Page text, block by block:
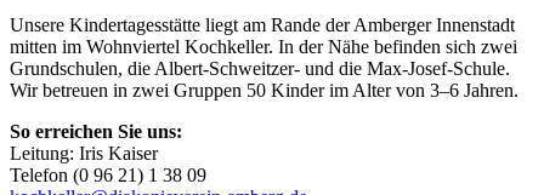
Unsere Kindertagesstätte liegt am Rande der Amberger Innenstadt
mitten im Wohnviertel Kochkeller. In der Nähe befinden sich zwei
Grundschulen, die Albert-Schweitzer- und die Max-Josef-Schule.
Wir betreuen in zwei Gruppen 50 Kinder im Alter von 3–6 Jahren.
So erreichen Sie uns:
Leitung: Iris Kaiser
Telefon (0 96 21) 1 38 09